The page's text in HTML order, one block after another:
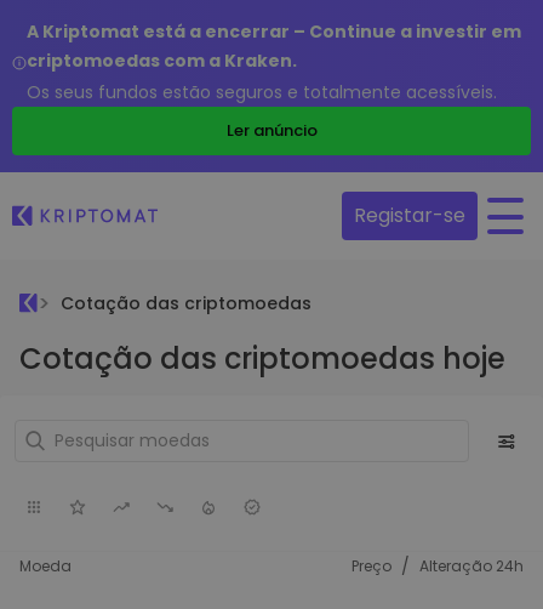
A Kriptomat está a encerrar – Continue a investir em
criptomoedas com a Kraken.
Os seus fundos estão seguros e totalmente acessíveis.
Ler anúncio
Registar-se
Cotação das criptomoedas
Cotação das criptomoedas hoje
Moeda Preço / Alteração 24h